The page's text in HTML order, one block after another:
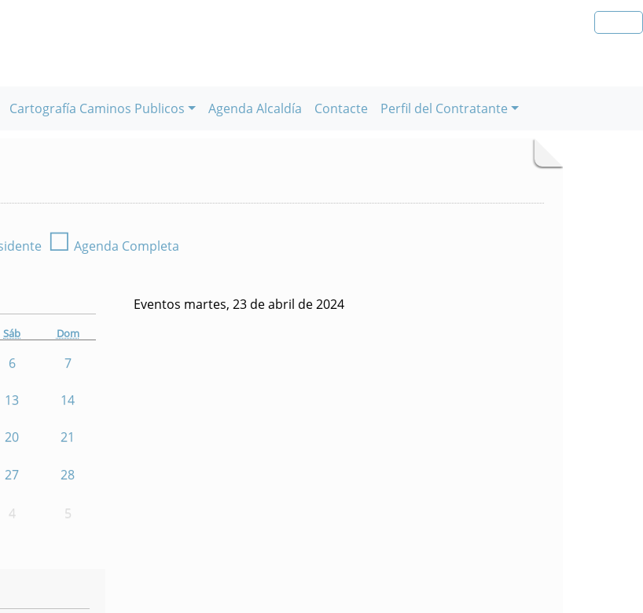
Cartografía Caminos Publicos Agenda Alcaldía Contacte Perfil del Contratante
☐ Agenda Completa
Sáb Dom
6 7
13 14
20 21
27 28
4 5
Eventos martes, 23 de abril de 2024